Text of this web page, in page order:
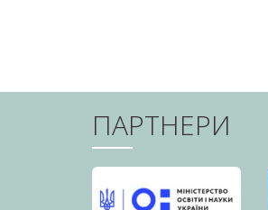
ПАРТНЕРИ